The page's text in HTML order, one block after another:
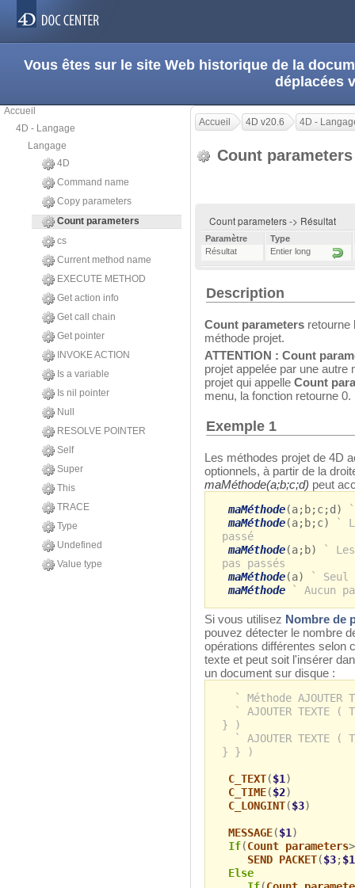
Vous êtes sur le site Web historique de la
déplacées
Accueil
4D - Langage
Langage
4D
Command name
Copy parameters
Count parameters
cs
Current method name
EXECUTE METHOD
Get action info
Get call chain
Get pointer
INVOKE ACTION
Is a variable
Is nil pointer
Null
RESOLVE POINTER
Self
Super
This
TRACE
Type
Undefined
Value type
Accueil 4D v20.6 4D -
Count
Count parameters -> Résultat
Paramètre
Type
Résultat
Entier long
Description
Count parameters retourne
méthode projet.
ATTENTION : Count
projet appelée par une autre
projet qui appelle Count
menu, la fonction retourne 0.
Exemple 1
Les méthodes projet de 4D
optionnels, à partir de la
maMéthode(a;b;c;d) peut
maMéthode(a;b;c;d)
maMéthode(a;b;c)
`
passé
maMéthode(a;b)
`
pas passés
maMéthode(a)
` Seul
maMéthode
` Aucun
Si vous utilisez Nombre de
pouvez détecter le nombre
opérations différentes selon
texte et peut soit l'insérer
un document sur disque :
` Méthode AJOUTER
` AJOUTER
} )
` AJOUTER
} } )
C_TEXT($1 )
C_TIME($2)
C_LONGINT($3)
MESSAGE($1 )
If(Count parameters
SEND PACKET($3;$1
Else